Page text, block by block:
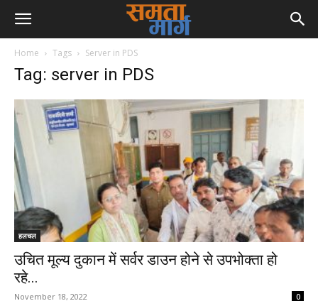
Home Tags Server in PDS
Tag: server in PDS
हलचल
उचित मूल्य दुकान में सर्वर डाउन होने से उपभोक्ता हो
रहे...
November 18, 2022 0